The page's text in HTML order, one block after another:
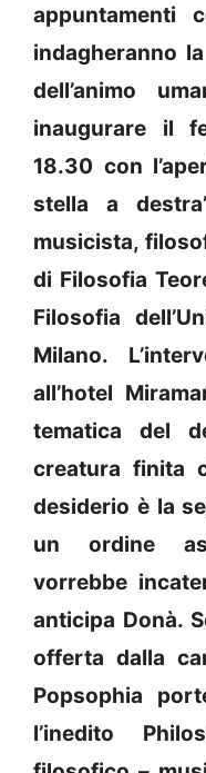
appuntamenti
indagheranno
dell’animo
inaugurare il
18.30 con
stella a
musicista,
di Filosofia
Filosofia
Milano.
all’hotel
tematica del
creatura finita
desiderio è la
un ordine
vorrebbe
anticipa Donà.
offerta dalla
Popsophia
l’inedito